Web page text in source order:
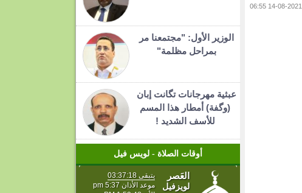
الوزير الأول: "مجتمعنا مر
بمراحل مظلمة"
عبثية مهرجانات تگانت إبان
(وگفة) أمطار هذا المسم
للأسف الشديد !
أوقات الصلاة - لويس فيل